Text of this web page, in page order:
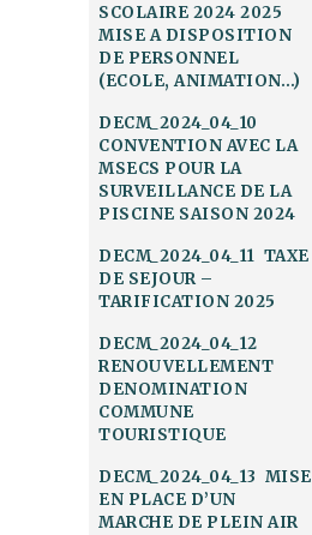
SCOLAIRE 2024 2025
MISE A DISPOSITION
DE PERSONNEL
(ECOLE, ANIMATION…)
DECM_2024_04_10
CONVENTION AVEC LA
MSECS POUR LA
SURVEILLANCE DE LA
PISCINE SAISON 2024
DECM_2024_04_11 TAXE
DE SEJOUR –
TARIFICATION 2025
DECM_2024_04_12
RENOUVELLEMENT
DENOMINATION
COMMUNE
TOURISTIQUE
DECM_2024_04_13 MISE
EN PLACE D’UN
MARCHE DE PLEIN AIR